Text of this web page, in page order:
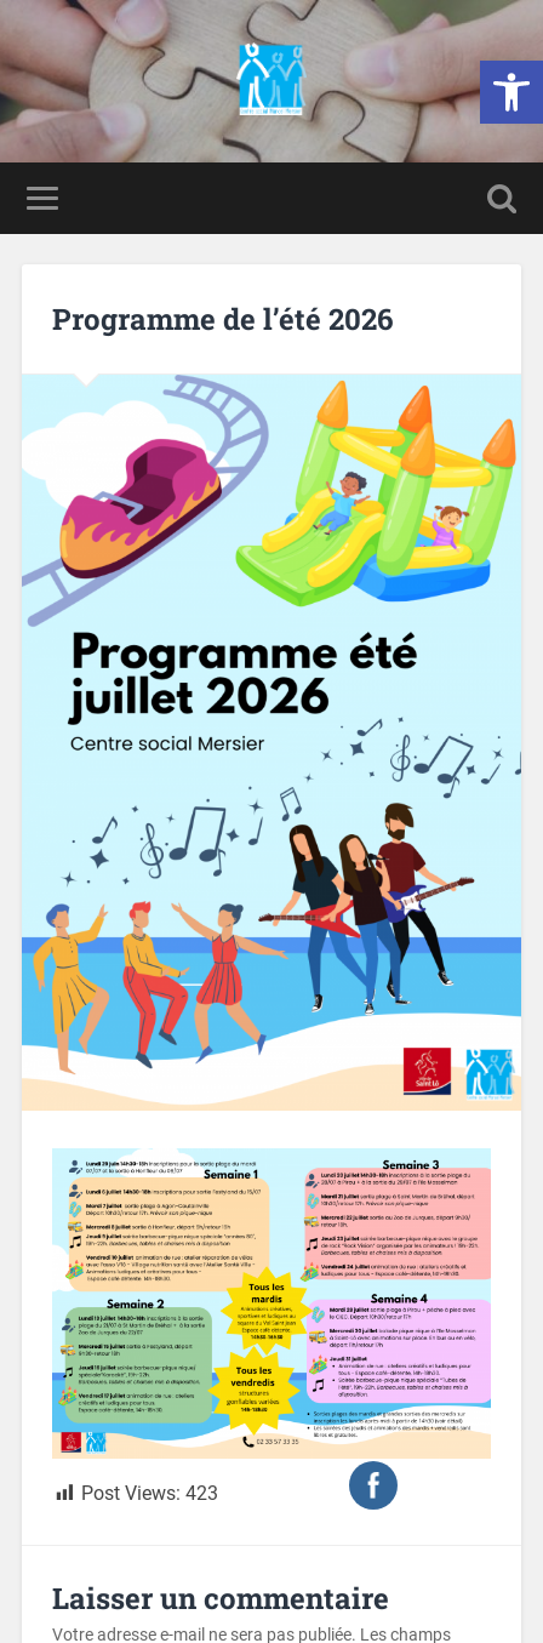
Ouvrir
Programme de l’été 2026
Post Views: 423
Laisser un commentaire
Votre adresse e-mail ne sera pas publiée. Les champs